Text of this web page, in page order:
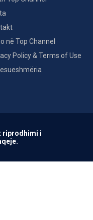
në Top Channel
Policy & Terms of Use
riprodhimi i